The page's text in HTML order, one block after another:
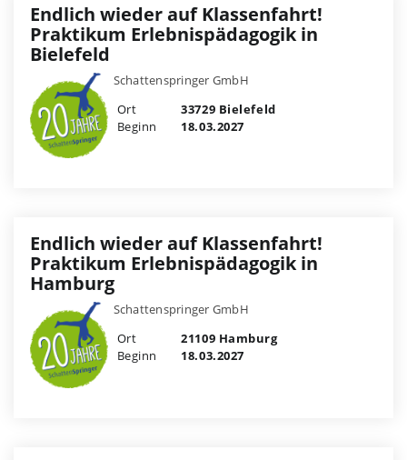
Endlich wieder auf Klassenfahrt!
Praktikum Erlebnispädagogik in
Bielefeld
Schattenspringer GmbH
Ort
33729 Bielefeld
Beginn
18.03.2027
Endlich wieder auf Klassenfahrt!
Praktikum Erlebnispädagogik in
Hamburg
Schattenspringer GmbH
Ort
21109 Hamburg
Beginn
18.03.2027